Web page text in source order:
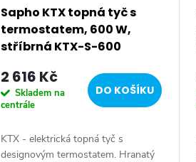
Sapho KTX topná tyč s
termostatem, 600 W,
stříbrná KTX-S-600
2 616 Kč
Skladem na
centrále
DO KOŠÍKU
KTX - elektrická topná tyč s
designovým termostatem. Hranatý